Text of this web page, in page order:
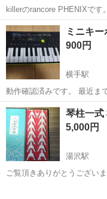
killerのrancore PHENIXで
ック反ってます。その為弦
りたくなかった為中古で購
た際に付いた...
秋田 湯沢市 湯沢駅
ミニキー
900円
横手駅
動作確認済みです。 最近ま
となります。 ノークレーム
秋田 横手市 横手駅
琴柱一式
5,000円
湯沢駅
ご覧頂きありがとうござい